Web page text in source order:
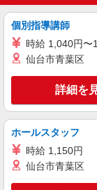
派遣社員
キー
個別指導講師
時給 1,040円〜
仙台市青葉区
詳細を
ホールスタッフ
時給 1,150円
仙台市青葉区